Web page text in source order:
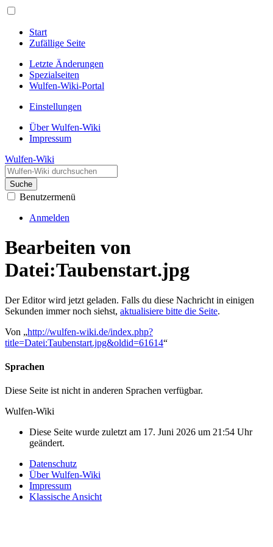
Start
Zufällige Seite
Letzte Änderungen
Spezialseiten
Wulfen-Wiki-Portal
Einstellungen
Über Wulfen-Wiki
Impressum
Wulfen-Wiki
Suche
Benutzermenü
Anmelden
Bearbeiten von
Datei:Taubenstart.jpg
Der Editor wird jetzt geladen. Falls du diese Nachricht in einigen
Sekunden immer noch siehst, aktualisiere bitte die Seite.
Von „http://wulfen-wiki.de/index.php?
title=Datei:Taubenstart.jpg&oldid=61614“
Sprachen
Diese Seite ist nicht in anderen Sprachen verfügbar.
Wulfen-Wiki
Diese Seite wurde zuletzt am 17. Juni 2026 um 21:54 Uhr
geändert.
Datenschutz
Über Wulfen-Wiki
Impressum
Klassische Ansicht